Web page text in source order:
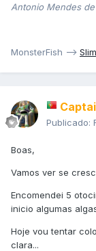
Antonio Mendes
MonsterFish -->
Publicado:
Boas,
Vamos ver se
Encomendei 5
inicio algumas
Hoje vou tentar
clara...